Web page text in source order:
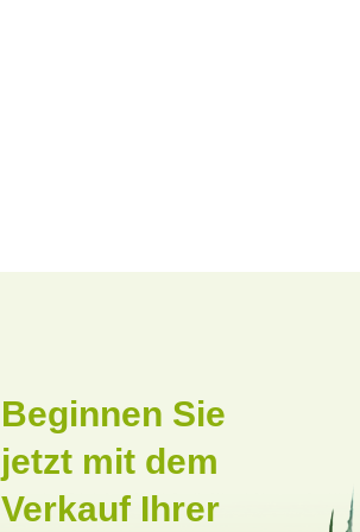
Beginnen Sie
jetzt mit dem
Verkauf Ihrer